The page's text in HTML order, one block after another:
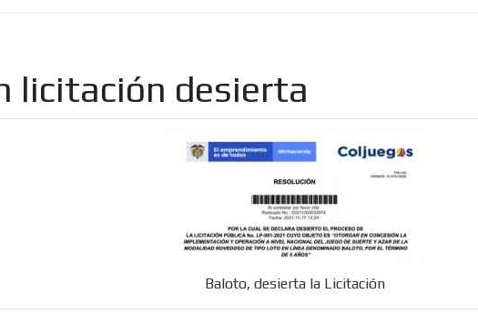
licitación desierta
Baloto, desierta la Licitación